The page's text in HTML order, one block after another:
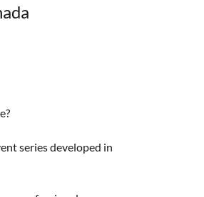
series developed in